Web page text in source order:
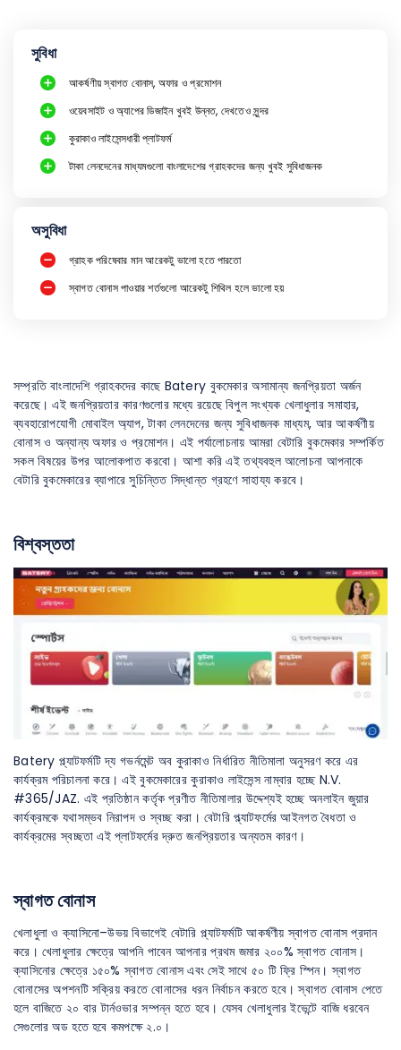
সুবিধা
আকর্ষণীয় স্বাগত বোনাস, অফার ও প্রমোশন
ওয়েবসাইট ও অ্যাপের ডিজাইন খুবই উন্নত, দেখতেও সুন্দর
কুরাকাও লাইসেন্সধারী প্লাটফর্ম
টাকা লেনদেনের মাধ্যমগুলো বাংলাদেশের গ্রাহকদের জন্য খুবই সুবিধাজনক
অসুবিধা
গ্রাহক পরিষেবার মান আরেকটু ভালো হতে পারতো
স্বাগত বোনাস পাওয়ার শর্তগুলো আরেকটু শিথিল হলে ভালো হয়
সম্প্রতি বাংলাদেশি গ্রাহকদের কাছে Batery বুকমেকার অসামান্য জনপ্রিয়তা অর্জন
করেছে। এই জনপ্রিয়তার কারণগুলোর মধ্যে রয়েছে বিপুল সংখ্যক খেলাধুলার সমাহার,
ব্যবহারোপযোগী মোবাইল অ্যাপ, টাকা লেনদেনের জন্য সুবিধাজনক মাধ্যম, আর আকর্ষণীয়
বোনাস ও অন্যান্য অফার ও প্রমোশন। এই পর্যালোচনায় আমরা বেটারি বুকমেকার সম্পর্কিত
সকল বিষয়ের উপর আলোকপাত করবো। আশা করি এই তথ্যবহুল আলোচনা আপনাকে
বেটারি বুকমেকারের ব্যাপারে সুচিন্তিত সিদ্ধান্ত গ্রহণে সাহায্য করবে।
বিশ্বস্ততা
Batery প্ল্যাটফর্মটি দ্য গভর্নমেন্ট অব কুরাকাও নির্ধারিত নীতিমালা অনুসরণ করে এর
কার্যক্রম পরিচালনা করে। এই বুকমেকারের কুরাকাও লাইসেন্স নাম্বার হচ্ছে N.V.
#365/JAZ. এই প্রতিষ্ঠান কর্তৃক প্রণীত নীতিমালার উদ্দেশ্যই হচ্ছে অনলাইন জুয়ার
কার্যক্রমকে যথাসম্ভব নিরাপদ ও স্বচ্ছ করা। বেটারি প্ল্যাটফর্মের আইনগত বৈধতা ও
কার্যক্রমের স্বচ্ছতা এই প্লাটফর্মের দ্রুত জনপ্রিয়তার অন্যতম কারণ।
স্বাগত বোনাস
খেলাধুলা ও ক্যাসিনো–উভয় বিভাগেই বেটারি প্ল্যাটফর্মটি আকর্ষণীয় স্বাগত বোনাস প্রদান
করে। খেলাধুলার ক্ষেত্রে আপনি পাবেন আপনার প্রথম জমার ২০০% স্বাগত বোনাস।
ক্যাসিনোর ক্ষেত্রে ১৫০% স্বাগত বোনাস এবং সেই সাথে ৫০ টি ফ্রি স্পিন। স্বাগত
বোনাসের অপশনটি সক্রিয় করতে বোনাসের ধরন নির্বাচন করতে হবে। স্বাগত বোনাস পেতে
হলে বাজিতে ২০ বার টার্নওভার সম্পন্ন হতে হবে। যেসব খেলাধুলার ইভেন্টে বাজি ধরবেন
সেগুলোর অড হতে হবে কমপক্ষে ২.০।